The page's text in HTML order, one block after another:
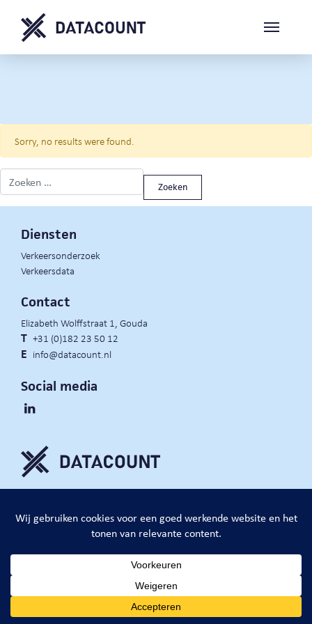
Sorry, no results were found.
Zoeken naar:
Diensten
Verkeersonderzoek
Verkeersdata
Contact
Elizabeth Wolffstraat 1, Gouda
T +31 (0)182 23 50 12
E info@datacount.nl
Social media
DataCount B.V.
privacy policy
algemene voorwaarden